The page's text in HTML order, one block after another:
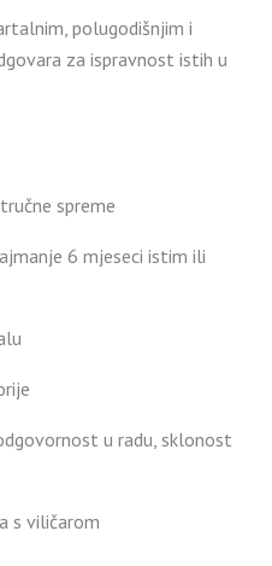
polugodišnjim i
za ispravnost istih u
spreme
6 mjeseci istim ili
u radu, sklonost
s viličarom